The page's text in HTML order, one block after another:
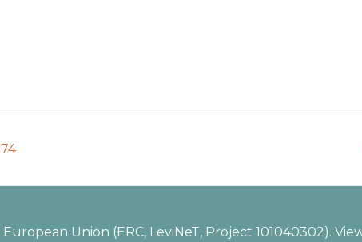
Union (ERC, LeviNeT, Project 101040302).